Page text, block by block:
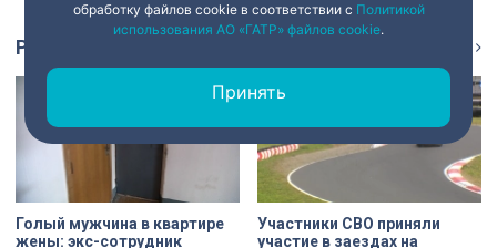
Репортаж
Голый мужчина в квартире
жены: экс-сотрудник
Участники СВО приняли
участие в заездах на
обработку файлов cookie в соответствии с Политикой
использования АО «ГАТР» файлов cookie.
Принять